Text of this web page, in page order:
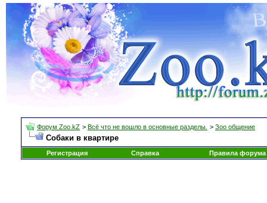
Форум Zoo.kZ > Всё что не вошло в основные разделы. > Зоо общение
Собаки в квартире
Регистрация Справка Правила форума